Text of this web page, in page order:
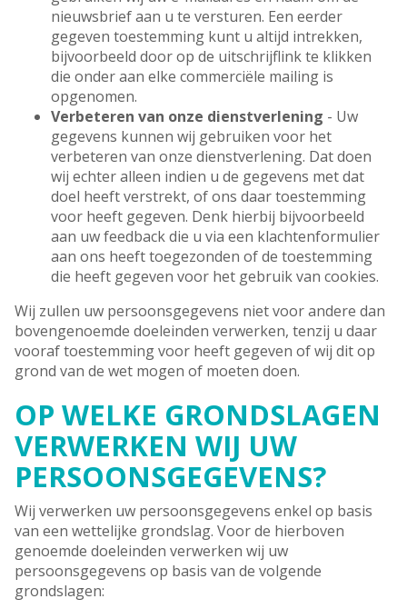
nieuwsbrief aan u te versturen. Een eerder
gegeven toestemming kunt u altijd intrekken,
bijvoorbeeld door op de uitschrijflink te klikken
die onder aan elke commerciële mailing is
opgenomen.
Verbeteren van onze dienstverlening - Uw
gegevens kunnen wij gebruiken voor het
verbeteren van onze dienstverlening. Dat doen
wij echter alleen indien u de gegevens met dat
doel heeft verstrekt, of ons daar toestemming
voor heeft gegeven. Denk hierbij bijvoorbeeld
aan uw feedback die u via een klachtenformulier
aan ons heeft toegezonden of de toestemming
die heeft gegeven voor het gebruik van cookies.
Wij zullen uw persoonsgegevens niet voor andere dan
bovengenoemde doeleinden verwerken, tenzij u daar
vooraf toestemming voor heeft gegeven of wij dit op
grond van de wet mogen of moeten doen.
OP WELKE GRONDSLAGEN
VERWERKEN WIJ UW
PERSOONSGEGEVENS?
Wij verwerken uw persoonsgegevens enkel op basis
van een wettelijke grondslag. Voor de hierboven
genoemde doeleinden verwerken wij uw
persoonsgegevens op basis van de volgende
grondslagen: